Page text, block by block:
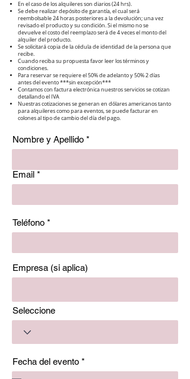
En el caso de los alquileres son diarios (24 hrs).
Se debe realizar depósito de garantía, el cual será
reembolsable 24 horas posteriores a la devolución; una vez
revisado el producto y su condición. Si el mismo no se
devuelve el costo del reemplazo será de 4 veces el monto del
alquiler del producto.
Se solicitará copia de la cédula de identidad de la persona que
recibe.
Cuando reciba su propuesta favor leer los términos y
condiciones.
Para reservar se requiere el 50% de adelanto y 50% 2 días
antes del evento ***sin excepción***
Contamos con factura electrónica nuestros servicios se cotizan
detallando el IVA
Nuestras cotizaciones se generan en dólares americanos tanto
para alquileres como para eventos, se puede facturar en
colones al tipo de cambio del día del pago.
Nombre y Apellido
Email
Teléfono
Empresa (si aplica)
Seleccione
Fecha del evento *
e